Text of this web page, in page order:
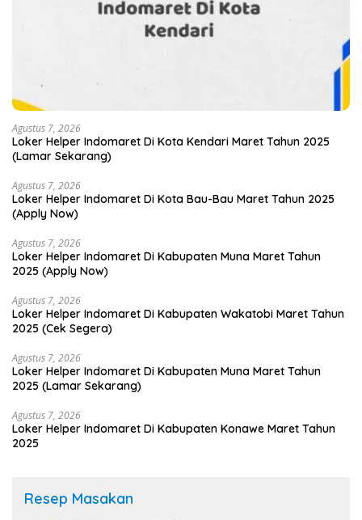
Agustus 7, 2026
Loker Helper Indomaret Di Kota Kendari Maret Tahun 2025
(Lamar Sekarang)
Agustus 7, 2026
Loker Helper Indomaret Di Kota Bau-Bau Maret Tahun 2025
(Apply Now)
Agustus 7, 2026
Loker Helper Indomaret Di Kabupaten Muna Maret Tahun
2025 (Apply Now)
Agustus 7, 2026
Loker Helper Indomaret Di Kabupaten Wakatobi Maret Tahun
2025 (Cek Segera)
Agustus 7, 2026
Loker Helper Indomaret Di Kabupaten Muna Maret Tahun
2025 (Lamar Sekarang)
Agustus 7, 2026
Loker Helper Indomaret Di Kabupaten Konawe Maret Tahun
2025
Resep Masakan